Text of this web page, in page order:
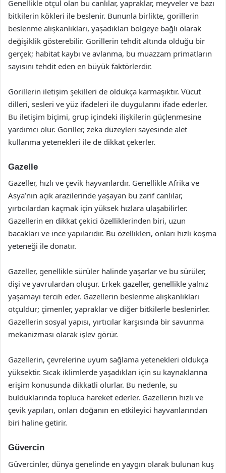
Genellikle otçul olan bu canlılar, yapraklar, meyveler ve bazı
bitkilerin kökleri ile beslenir. Bununla birlikte, gorillerin
beslenme alışkanlıkları, yaşadıkları bölgeye bağlı olarak
değişiklik gösterebilir. Gorillerin tehdit altında olduğu bir
gerçek; habitat kaybı ve avlanma, bu muazzam primatların
sayısını tehdit eden en büyük faktörlerdir.
Gorillerin iletişim şekilleri de oldukça karmaşıktır. Vücut
dilleri, sesleri ve yüz ifadeleri ile duygularını ifade ederler.
Bu iletişim biçimi, grup içindeki ilişkilerin güçlenmesine
yardımcı olur. Goriller, zeka düzeyleri sayesinde alet
kullanma yetenekleri ile de dikkat çekerler.
Gazelle
Gazeller, hızlı ve çevik hayvanlardır. Genellikle Afrika ve
Asya’nın açık arazilerinde yaşayan bu zarif canlılar,
yırtıcılardan kaçmak için yüksek hızlara ulaşabilirler.
Gazellerin en dikkat çekici özelliklerinden biri, uzun
bacakları ve ince yapılarıdır. Bu özellikleri, onları hızlı koşma
yeteneği ile donatır.
Gazeller, genellikle sürüler halinde yaşarlar ve bu sürüler,
dişi ve yavrulardan oluşur. Erkek gazeller, genellikle yalnız
yaşamayı tercih eder. Gazellerin beslenme alışkanlıkları
otçuldur; çimenler, yapraklar ve diğer bitkilerle beslenirler.
Gazellerin sosyal yapısı, yırtıcılar karşısında bir savunma
mekanizması olarak işlev görür.
Gazellerin, çevrelerine uyum sağlama yetenekleri oldukça
yüksektir. Sıcak iklimlerde yaşadıkları için su kaynaklarına
erişim konusunda dikkatli olurlar. Bu nedenle, su
bulduklarında topluca hareket ederler. Gazellerin hızlı ve
çevik yapıları, onları doğanın en etkileyici hayvanlarından
biri haline getirir.
Güvercin
Güvercinler, dünya genelinde en yaygın olarak bulunan kuş